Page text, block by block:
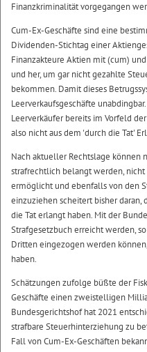
Finanzkriminalität vorgegangen
Cum-Ex-Geschäfte sind eine
Dividenden-Stichtag einer
Finanzakteure Aktien mit (cum)
und her, um gar nicht gezahlte
bekommen. Damit dieses
Leerverkaufsgeschäfte
Leerverkäufer bereits im Vorfeld
also nicht aus dem 'durch die Tat'
Nach aktueller Rechtslage können
strafrechtlich belangt werden,
ermöglicht und ebenfalls von den
einzuziehen scheitert bisher daran,
die Tat erlangt haben. Mit der
Strafgesetzbuch erreicht werden,
Dritten eingezogen werden
haben.
Schätzungen zufolge büßte der
Geschäfte einen zweistelligen
Bundesgerichtshof hat 2021
strafbare Steuerhinterziehung zu
Fall von Cum-Ex-Geschäften